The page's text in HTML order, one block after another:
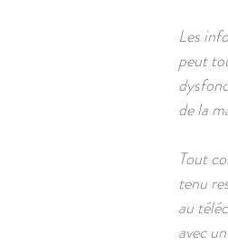
Les
peut
de la
Tout
tenu
au
avec